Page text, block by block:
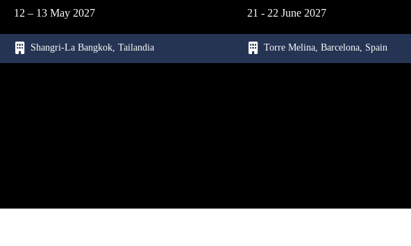
12 – 13 May 2027
Shangri-La Bangkok, Tailandia
21 - 22 June 2027
Torre Melina, Barcelona, Spain